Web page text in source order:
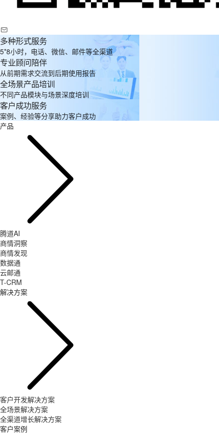
多种形式服务
5*8小时，电话、微信、邮件等全渠道
专业顾问陪伴
从前期需求交流到后期使用报告
全场景产品培训
不同产品模块与场景深度培训
客户成功服务
案例、经验等分享助力客户成功
产品
腾道AI
商情洞察
商情发现
数据通
云邮通
T-CRM
解决方案
客户开发解决方案
全场景解决方案
全渠道增长解决方案
客户案例